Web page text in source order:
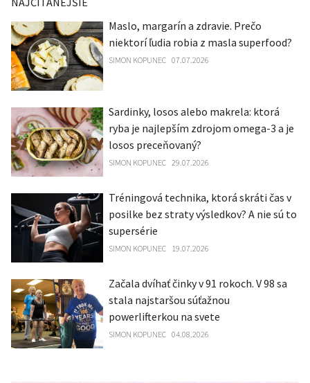
Maslo, margarín a zdravie. Prečo
niektorí ľudia robia z masla superfood?
SIMON KOPUNEC 07.07.2026
Sardinky, losos alebo makrela: ktorá
ryba je najlepším zdrojom omega-3 a je
losos preceňovaný?
SIMON KOPUNEC 29.07.2026
Tréningová technika, ktorá skráti čas v
posilke bez straty výsledkov? A nie sú to
supersérie
SIMON KOPUNEC 19.07.2026
Začala dvíhať činky v 91 rokoch. V 98 sa
stala najstaršou súťažnou
powerlifterkou na svete
SIMON KOPUNEC 04.08.2026